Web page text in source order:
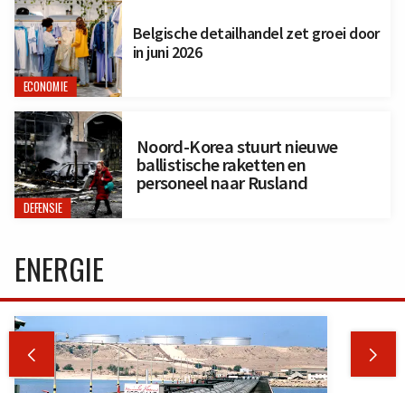
ECONOMIE
Belgische detailhandel zet groei door
in juni 2026
DEFENSIE
Noord-Korea stuurt nieuwe
ballistische raketten en
personeel naar Rusland
ENERGIE
 